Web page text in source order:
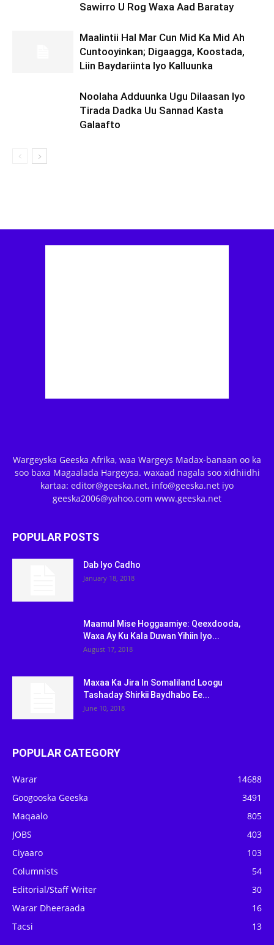
Sawirro U Rog Waxa Aad Baratay
Maalintii Hal Mar Cun Mid Ka Mid Ah
Cuntooyinkan; Digaagga, Koostada,
Liin Baydariinta Iyo Kalluunka
Noolaha Adduunka Ugu Dilaasan Iyo
Tirada Dadka Uu Sannad Kasta
Galaafto
Wargeyska Geeska Afrika, waa Wargeys Madax-banaan oo ka
soo baxa Magaalada Hargeysa. waxaad nagala soo xidhiidhi
kartaa: editor@geeska.net, info@geeska.net iyo
geeska2006@yahoo.com www.geeska.net
POPULAR POSTS
Dab Iyo Cadho
January 18, 2018
Maamul Mise Hoggaamiye: Qeexdooda,
Waxa Ay Ku Kala Duwan Yihiin Iyo...
August 17, 2018
Maxaa Ka Jira In Somaliland Loogu
Tashaday Shirkii Baydhabo Ee...
June 10, 2018
POPULAR CATEGORY
Warar
14688
Googooska Geeska
3491
Maqaalo
805
JOBS
403
Ciyaaro
103
Columnists
54
Editorial/Staff Writer
30
Warar Dheeraada
16
Tacsi
13